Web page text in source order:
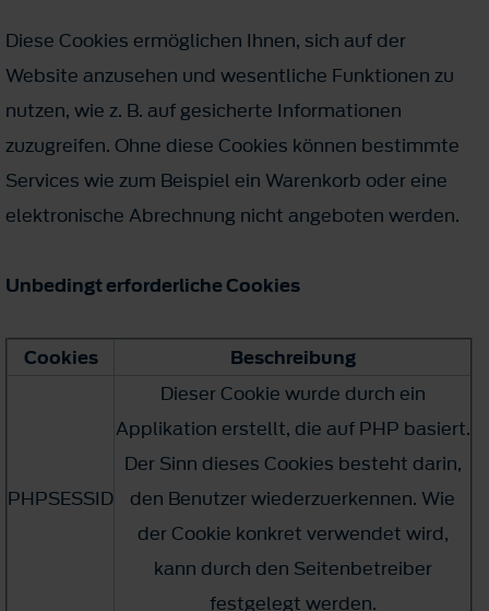
Diese Cookies ermöglichen Ihnen, sich auf der
Website anzusehen und wesentliche Funktionen zu
nutzen, wie z. B. auf gesicherte Informationen
zuzugreifen. Ohne diese Cookies können bestimmte
Services wie zum Beispiel ein Warenkorb oder eine
elektronische Abrechnung nicht angeboten werden.
Unbedingt erforderliche Cookies
Cookies Beschreibung
PHPSESSID
Dieser Cookie wurde durch ein
Applikation erstellt, die auf PHP basiert.
Der Sinn dieses Cookies besteht darin,
den Benutzer wiederzuerkennen. Wie
der Cookie konkret verwendet wird,
kann durch den Seitenbetreiber
festgelegt werden.